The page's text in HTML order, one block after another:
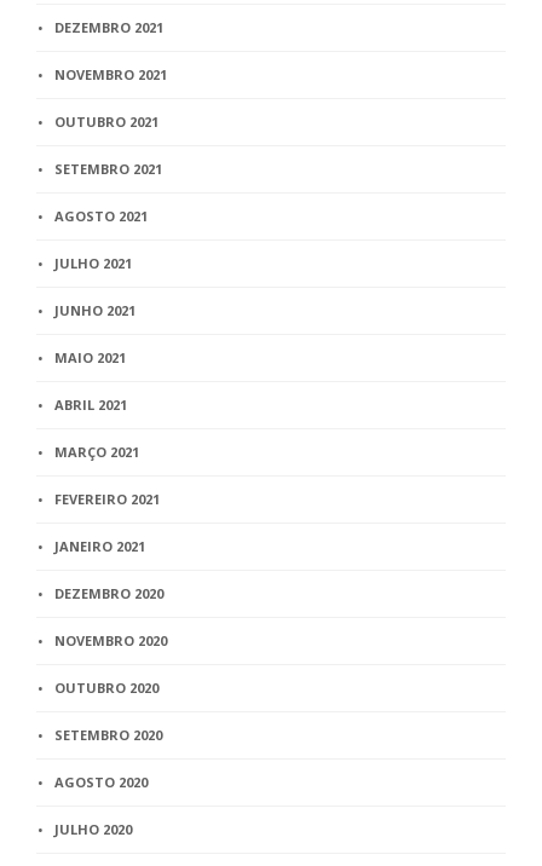
DEZEMBRO 2021
NOVEMBRO 2021
OUTUBRO 2021
SETEMBRO 2021
AGOSTO 2021
JULHO 2021
JUNHO 2021
MAIO 2021
ABRIL 2021
MARÇO 2021
FEVEREIRO 2021
JANEIRO 2021
DEZEMBRO 2020
NOVEMBRO 2020
OUTUBRO 2020
SETEMBRO 2020
AGOSTO 2020
JULHO 2020